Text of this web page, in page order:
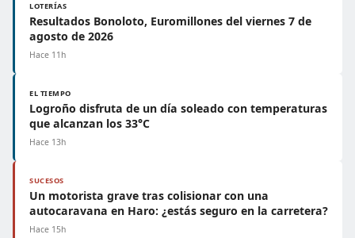
LOTERÍAS
Resultados Bonoloto, Euromillones del viernes 7 de
agosto de 2026
Hace 11h
EL TIEMPO
Logroño disfruta de un día soleado con temperaturas
que alcanzan los 33°C
Hace 13h
SUCESOS
Un motorista grave tras colisionar con una
autocaravana en Haro: ¿estás seguro en la carretera?
Hace 15h